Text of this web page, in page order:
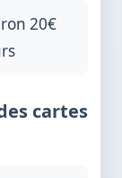
20€
cartes